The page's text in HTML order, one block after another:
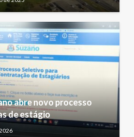
abre novo processo
de estágio